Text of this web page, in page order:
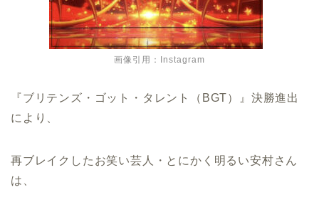
画像引用：Instagram
『ブリテンズ・ゴット・タレント（BGT）』決勝進出
により、
再ブレイクしたお笑い芸人・とにかく明るい安村さん
は、